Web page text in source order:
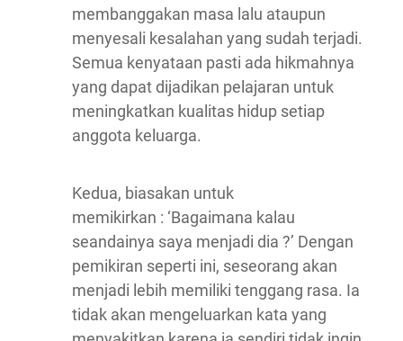
membanggakan masa lalu ataupun
menyesali kesalahan yang sudah terjadi.
Semua kenyataan pasti ada hikmahnya
yang dapat dijadikan pelajaran untuk
meningkatkan kualitas hidup setiap
anggota keluarga.
Kedua, biasakan untuk
memikirkan : ‘Bagaimana kalau
seandainya saya menjadi dia ?’ Dengan
pemikiran seperti ini, seseorang akan
menjadi lebih memiliki tenggang rasa. Ia
tidak akan mengeluarkan kata yang